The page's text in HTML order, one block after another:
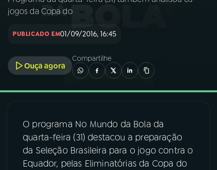
INÍCIO
A RÁDIO
03PROGRAMAÇÃO
04PROGRAMAS
PODCASTS
jogos da Copa do
PUBLICADO EM01/09/2016, 16:45
Ouça agora
Compartilhe
O programa No Mundo da Bola da
quarta-feira (31) destacou a preparação
da Seleção Brasileira para o jogo contra o
Equador, pelas Eliminatórias da Copa do